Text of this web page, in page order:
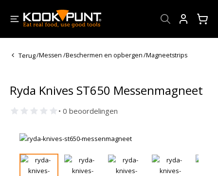
Terug/Messen /Beschermen en opbergen/Magneetstrips
Ryda Knives ST650 Messenmagneet
• 0 beoordelingen